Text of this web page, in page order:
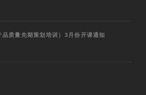
质量先期策划培训）3月份开课通知